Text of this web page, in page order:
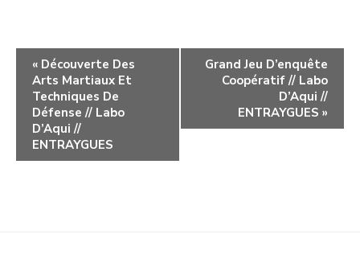
Navigation
évènement
« Découverte Des
Arts Martiaux Et
Techniques De
Défense // Labo
D’Aqui //
ENTRAYGUES
Grand Jeu D’enquête
Coopératif // Labo
D’Aqui //
ENTRAYGUES »